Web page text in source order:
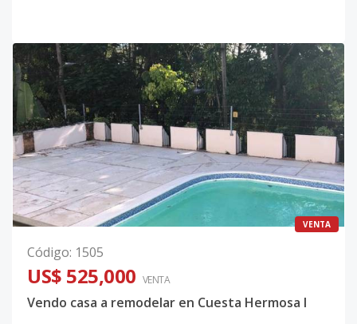
VENTA
Código: 1505
US$ 525,000 VENTA
Vendo casa a remodelar en Cuesta Hermosa I